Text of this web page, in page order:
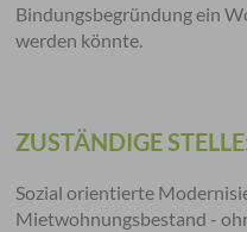
Bindungsbegründung ein
werden könnte.
ZUSTÄNDIGE
Sozial orientierte
Mietwohnungsbestand -